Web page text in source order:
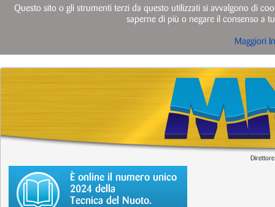
È online il numero unico
2024 della
Tecnica del Nuoto.
Questo sito o gli strumenti terzi da questo utilizzati si avvalgono di
saperne di più o negare il consenso a
Maggiori